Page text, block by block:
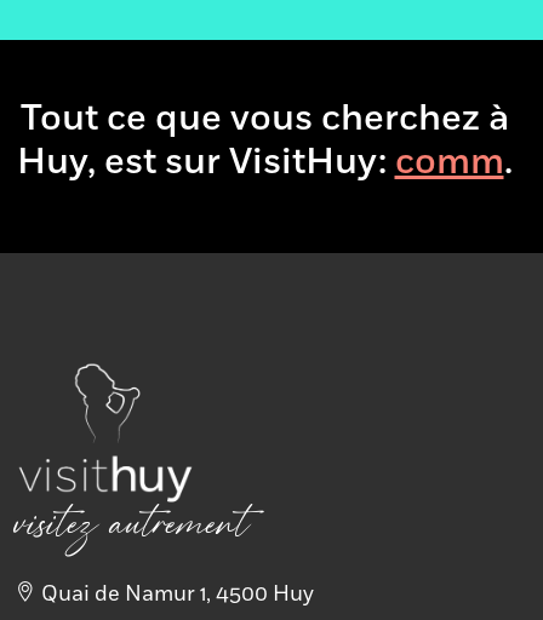
Téléphone
085 25 38 47
e-mail
Le Takobo
−
Tout ce que vous cherchez à
Huy, est sur VisitHuy:.
visitez autrement
Quai de Namur 1, 4500 Huy